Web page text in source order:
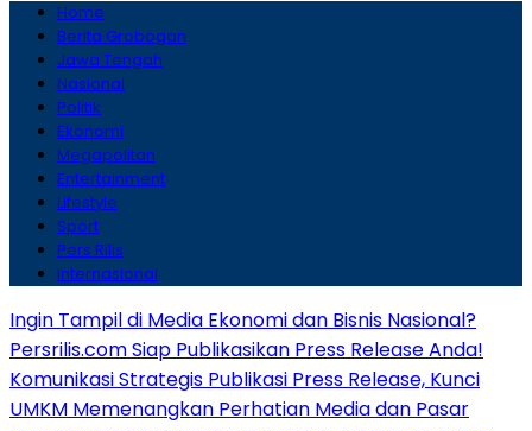
Home
Berita Grobogan
Jawa Tengah
Nasional
Politik
Ekonomi
Megapolitan
Entertainment
Lifestyle
Sport
Pers Rilis
Internasional
Ingin Tampil di Media Ekonomi dan Bisnis Nasional?
Persrilis.com Siap Publikasikan Press Release Anda!
Komunikasi Strategis Publikasi Press Release, Kunci
UMKM Memenangkan Perhatian Media dan Pasar